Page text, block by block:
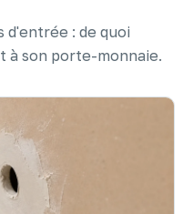
: de quoi
à son porte-monnaie.